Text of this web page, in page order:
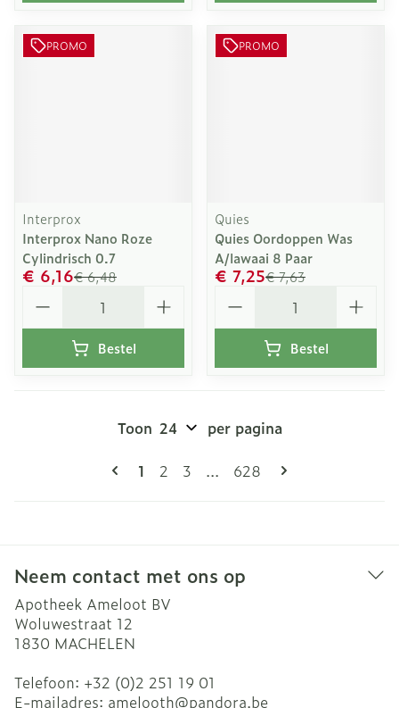
PROMO
Interprox
Interprox Nano Roze
Cylindrisch 0.7
€ 6,48
€ 6,16
Bestel
PROMO
Quies
Quies Oordoppen Was
A/lawaai 8 Paar
€ 7,63
€ 7,25
Bestel
Pagina's
U lees momenteel pagina
1 Pagina
2 Pagina
3 ... Pagina
628
Toon per pagina
Neem contact met ons op
Apotheek Ameloot BV
Woluwestraat 12
1830 MACHELEN
Telefoon: +32 (0)2 251 19 01
E-mailadres: amelooth@pandora.be